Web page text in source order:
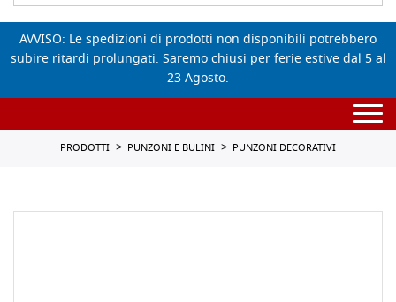
AVVISO: Le spedizioni di prodotti non disponibili potrebbero
subire ritardi prolungati. Saremo chiusi per ferie estive dal 5 al
23 Agosto.
PRODOTTI PUNZONI E BULINI PUNZONI DECORATIVI